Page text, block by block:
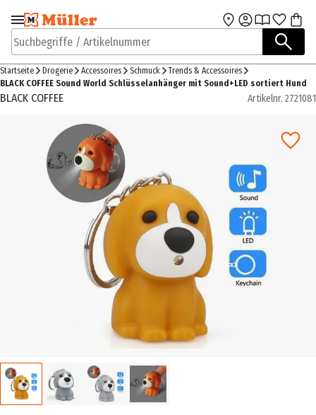
Zur Navigation
springen
Zum Hauptinhalt
Suchbegriffe / Artikelnummer
Startseite Drogerie Accessoires Schmuck
Trends & Accessoires
BLACK COFFEE Sound World Schlüsselanhänger mit Sound+LED sortiert Hund
BLACK COFFEE Artikelnr. 2721081